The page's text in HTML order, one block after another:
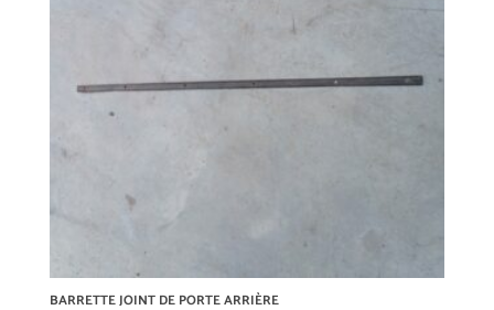
BARRETTE JOINT DE PORTE ARRIÈRE